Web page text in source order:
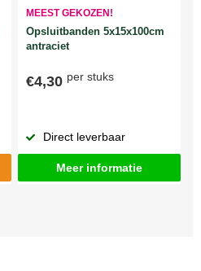
MEEST GEKOZEN!
Opsluitbanden 5x15x100cm
antraciet
€4,30 per stuks
Direct leverbaar
Meer informatie